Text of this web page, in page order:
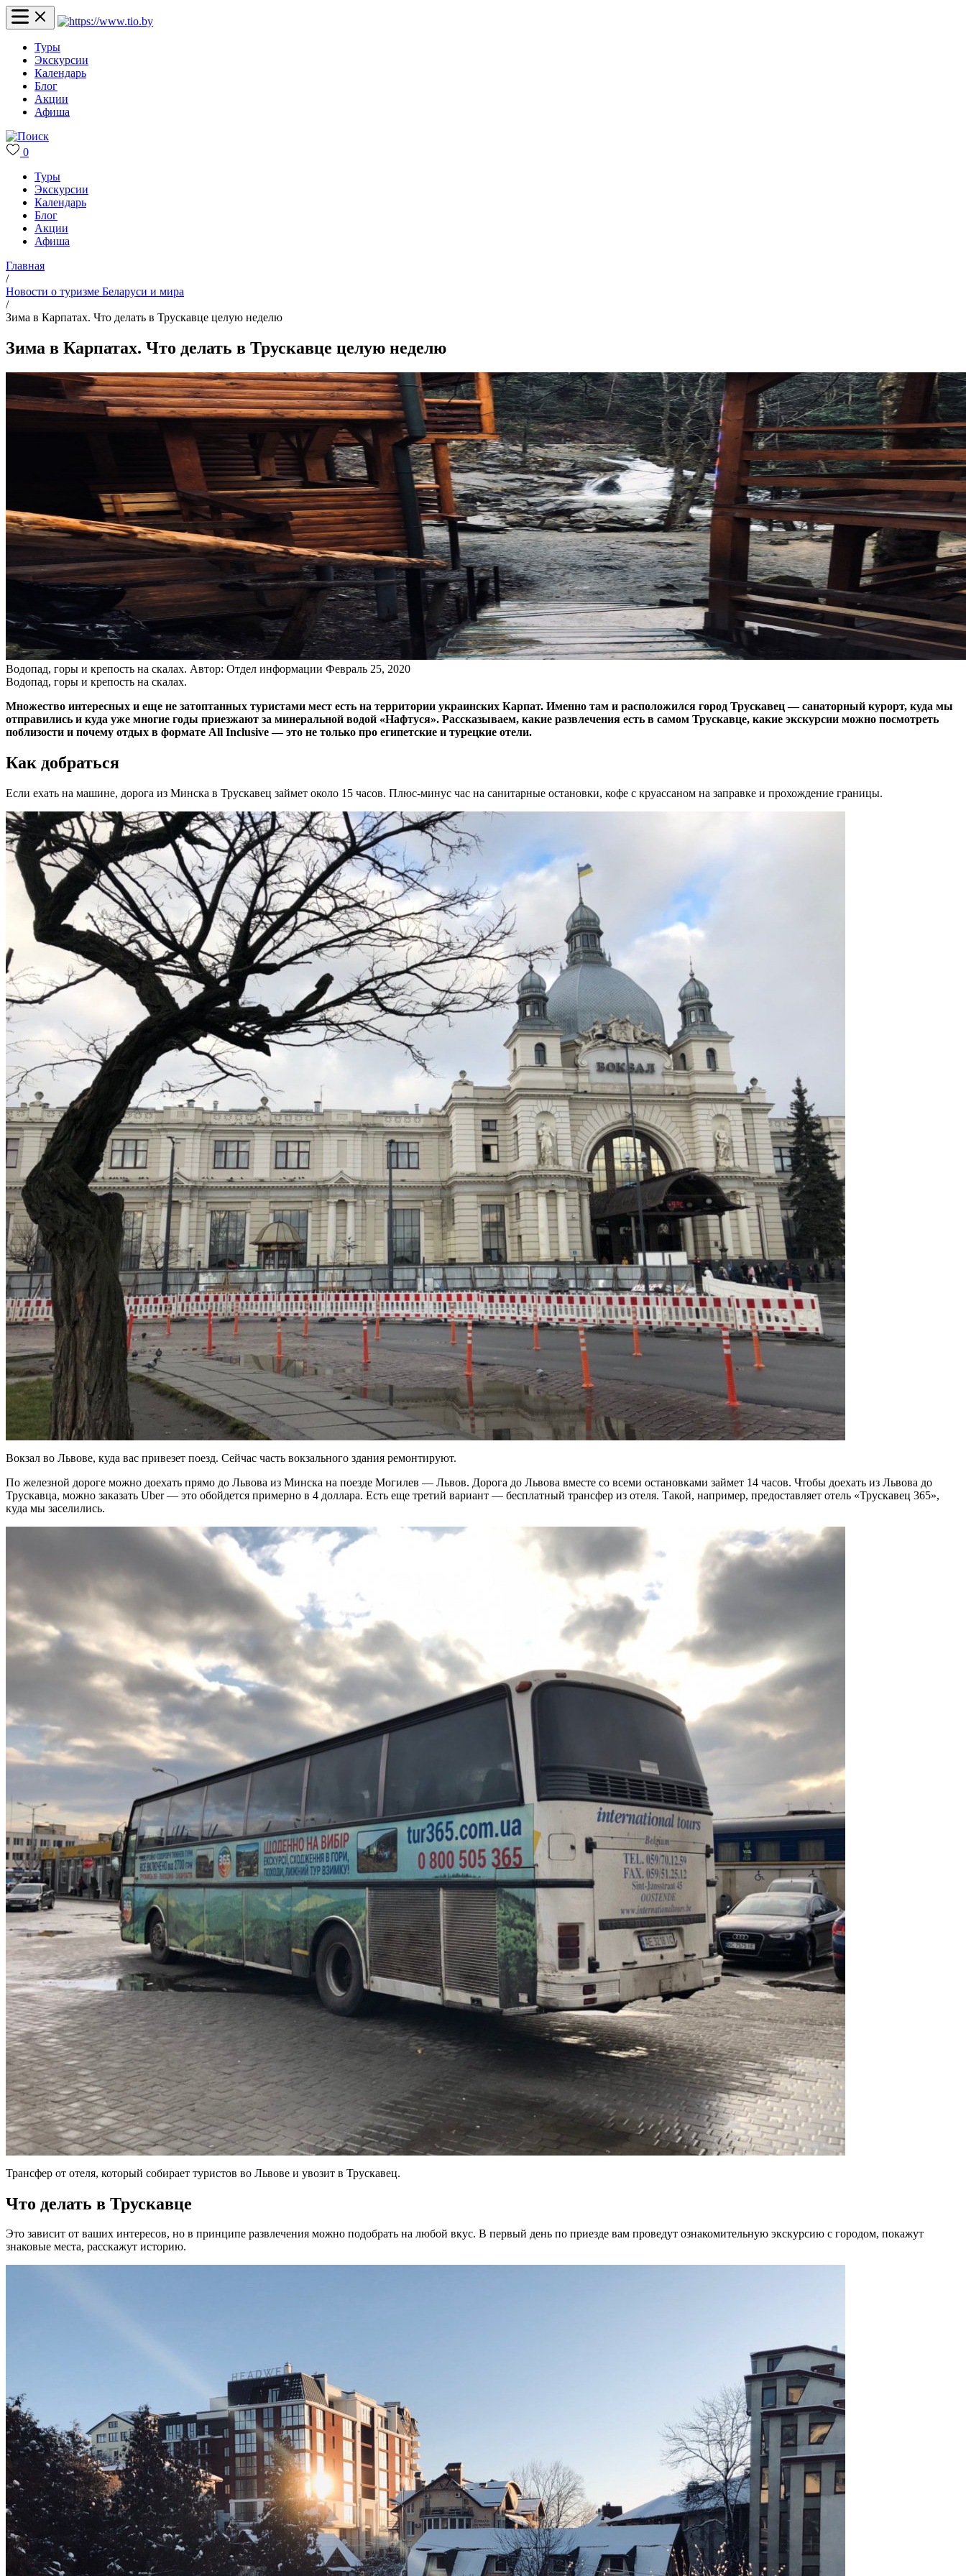
Туры
Экскурсии
Календарь
Блог
Акции
Афиша
0
Туры
Экскурсии
Календарь
Блог
Акции
Афиша
Главная
/
Новости о туризме Беларуси и мира
/
Зима в Карпатах. Что делать в Трускавце целую неделю
Зима в Карпатах. Что делать в Трускавце целую неделю
Водопад, горы и крепость на скалах. Автор: Отдел информации Февраль 25, 2020
Водопад, горы и крепость на скалах.
Множество интересных и еще не затоптанных туристами мест есть на территории украинских Карпат. Именно там и расположился город Трускавец — санаторный курорт, куда мы
отправились и куда уже многие годы приезжают за минеральной водой «Нафтуся». Рассказываем, какие развлечения есть в самом Трускавце, какие экскурсии можно посмотреть
поблизости и почему отдых в формате All Inclusive — это не только про египетские и турецкие отели.
Как добраться
Если ехать на машине, дорога из Минска в Трускавец займет около 15 часов. Плюс-минус час на санитарные остановки, кофе с круассаном на заправке и прохождение границы.
Вокзал во Львове, куда вас привезет поезд. Сейчас часть вокзального здания ремонтируют.
По железной дороге можно доехать прямо до Львова из Минска на поезде Могилев — Львов. Дорога до Львова вместе со всеми остановками займет 14 часов. Чтобы доехать из Львова до
Трускавца, можно заказать Uber — это обойдется примерно в 4 доллара. Есть еще третий вариант — бесплатный трансфер из отеля. Такой, например, предоставляет отель «Трускавец 365»,
куда мы заселились.
Трансфер от отеля, который собирает туристов во Львове и увозит в Трускавец.
Что делать в Трускавце
Это зависит от ваших интересов, но в принципе развлечения можно подобрать на любой вкус. В первый день по приезде вам проведут ознакомительную экскурсию с городом, покажут
знаковые места, расскажут историю.